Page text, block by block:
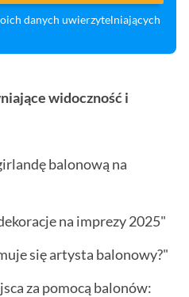
danych uwierzytelniających
widoczność i
balonową na
na imprezy 2025"
się artysta balonowy?"
za pomocą balonów: